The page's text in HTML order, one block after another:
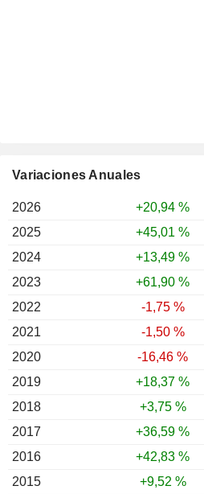
Variaciones Anuales
2026
+20,94 %
2025
+45,01 %
2024
+13,49 %
2023
+61,90 %
2022
-1,75 %
2021
-1,50 %
2020
-16,46 %
2019
+18,37 %
2018
+3,75 %
2017
+36,59 %
2016
+42,83 %
2015
+9,52 %